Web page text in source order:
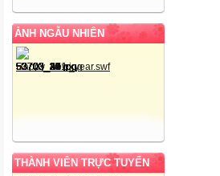
ẢNH NGẪU NHIÊN
THÀNH VIÊN TRỰC TUYẾN